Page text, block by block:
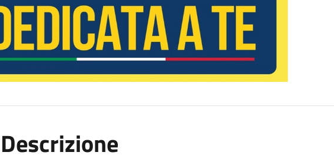
Descrizione